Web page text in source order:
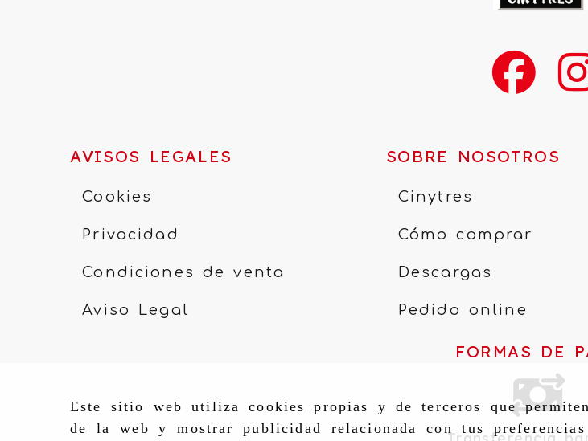
Este sitio web utiliza cookies propias y de terceros que
de la web y mostrar publicidad relacionada con tus
AVISOS LEGALES
Cookies
Privacidad
Condiciones de venta
Aviso Legal
SOBRE NOSOTROS
Cinytres
Cómo comprar
Descargas
Pedido online
FORMAS DE